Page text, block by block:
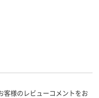
客様のレビューコメントをお